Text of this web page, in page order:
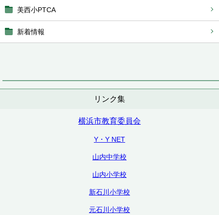
美西小PTCA
新着情報
リンク集
横浜市教育委員会
Y・Y NET
山内中学校
山内小学校
新石川小学校
元石川小学校